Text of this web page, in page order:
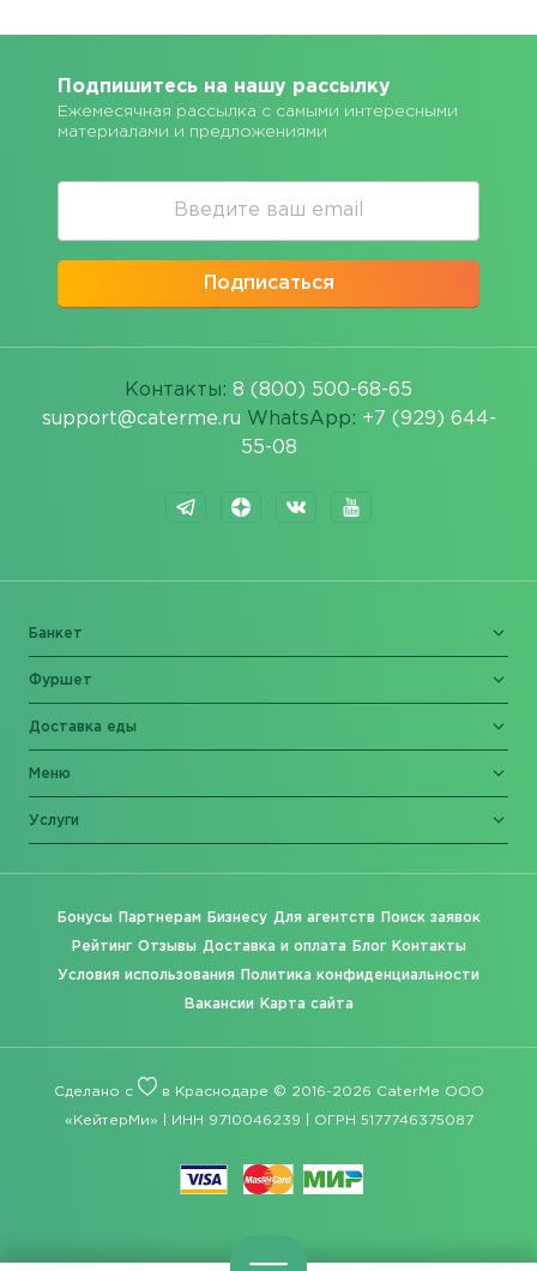
Подпишитесь на нашу рассылку
Ежемесячная рассылка с самыми интересными
материалами и предложениями
Подписаться
Контакты: 8 (800) 500-68-65
support@caterme.ru WhatsApp: +7 (929) 644-
55-08
Банкет
Фуршет
Доставка еды
Меню
Услуги
Бонусы Партнерам Бизнесу Для агентств Поиск заявок
Рейтинг Отзывы Доставка и оплата Блог Контакты
Условия использования Политика конфиденциальности
Вакансии Карта сайта
Сделано с в Краснодаре © 2016-2026 CaterMe ООО
«КейтерМи» | ИНН 9710046239 | ОГРН 5177746375087